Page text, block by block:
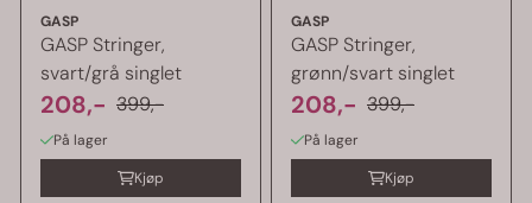
GASP
GASP Stringer,
svart/grå singlet
208,- 399,-
På lager
Kjøp
GASP
GASP Stringer,
grønn/svart singlet
208,- 399,-
På lager
Kjøp